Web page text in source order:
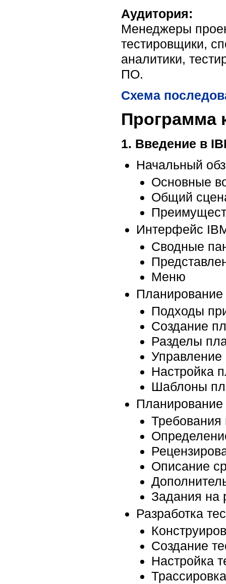
Аудитория:
Менеджеры
тестировщики,
аналитики,
ПО.
Схема
Программа
1. Введение в
Начальный
Основные
Общий
Интерфейс
Сводные
Меню
Планирование
Подходы
Создание
Разделы
Управление
Настройка
Шаблоны
Планирование
Требования
Описание
Задания на
Разработка
Создание
Настройка